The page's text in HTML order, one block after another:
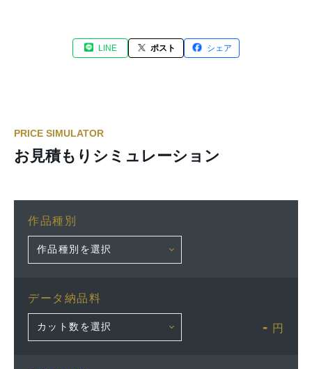
LINE ポスト シェア
PRICE SIMULATOR
お見積もりシミュレーション
作品種別
データ納品料
- 円